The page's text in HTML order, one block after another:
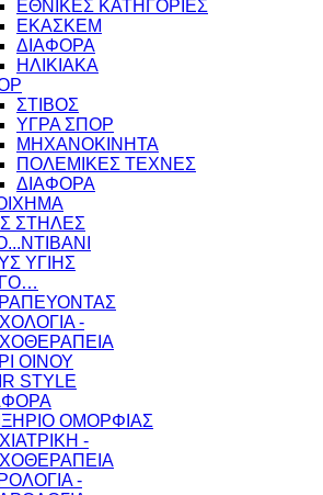
ΕΘΝΙΚΕΣ ΚΑΤΗΓΟΡΙΕΣ
ΕΚΑΣΚΕΜ
ΔΙΑΦΟΡΑ
ΗΛΙΚΙΑΚΑ
ΣΤΙΒΟΣ
ΥΓΡΑ ΣΠΟΡ
ΜΗΧΑΝΟΚΙΝΗΤΑ
ΠΟΛΕΜΙΚΕΣ ΤΕΧΝΕΣ
ΔΙΑΦΟΡΑ
ΣΤΗΛΕΣ
ΥΓΙΗΣ
-
ΟΙΝΟΥ
STYLE
ΟΜΟΡΦΙΑΣ
-
-